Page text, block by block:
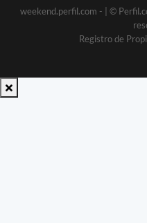
weekend.perfil.com -
| ©
Registro de